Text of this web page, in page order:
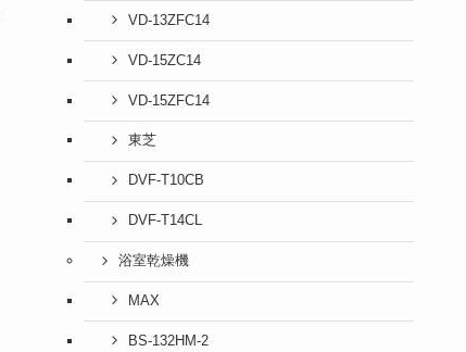
VD-13ZFC14
VD-15ZC14
VD-15ZFC14
東芝
DVF-T10CB
DVF-T14CL
浴室乾燥機
MAX
BS-132HM-2